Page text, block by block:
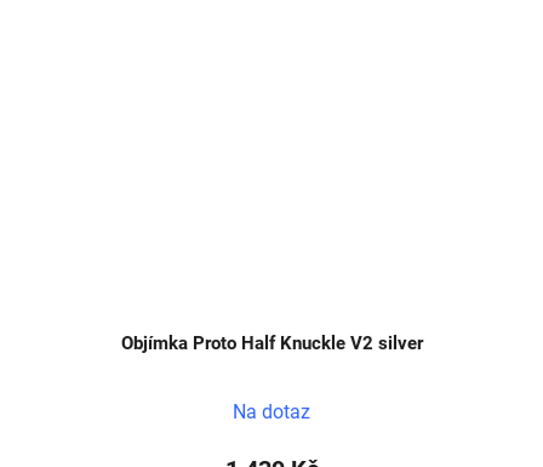
Objímka Proto Half Knuckle V2 silver
Na dotaz